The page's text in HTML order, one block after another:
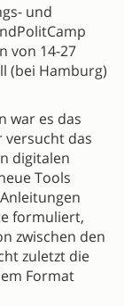
und
von 14-27
(bei Hamburg)
war es das
versucht das
digitalen
Tools
formuliert,
zwischen den
zuletzt die
Format